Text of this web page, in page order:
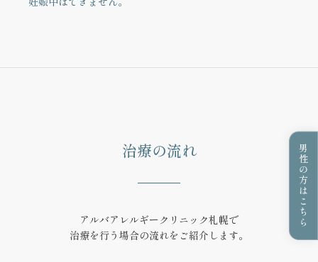
治療の流れ
アルバアレルギークリニック札幌で
治療を行う場合の流れをご紹介します。
男性の方はこちら